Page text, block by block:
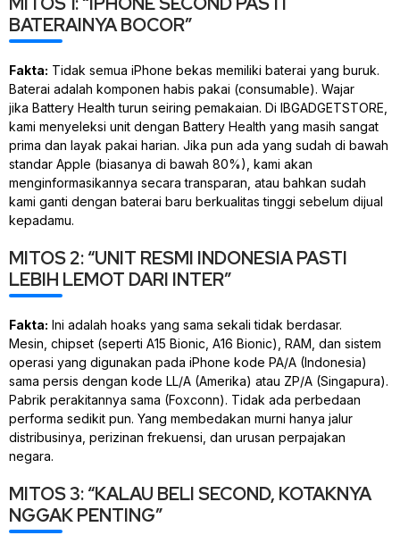
BATERAINYA BOCOR”
Fakta: Tidak semua iPhone bekas memiliki baterai yang buruk.
Baterai adalah komponen habis pakai (consumable). Wajar
jika Battery Health turun seiring pemakaian. Di IBGADGETSTORE,
kami menyeleksi unit dengan Battery Health yang masih sangat
prima dan layak pakai harian. Jika pun ada yang sudah di bawah
standar Apple (biasanya di bawah 80%), kami akan
menginformasikannya secara transparan, atau bahkan sudah
kami ganti dengan baterai baru berkualitas tinggi sebelum dijual
kepadamu.
MITOS 2: “UNIT RESMI INDONESIA PASTI
LEBIH LEMOT DARI INTER”
Fakta: Ini adalah hoaks yang sama sekali tidak berdasar.
Mesin, chipset (seperti A15 Bionic, A16 Bionic), RAM, dan sistem
operasi yang digunakan pada iPhone kode PA/A (Indonesia)
sama persis dengan kode LL/A (Amerika) atau ZP/A (Singapura).
Pabrik perakitannya sama (Foxconn). Tidak ada perbedaan
performa sedikit pun. Yang membedakan murni hanya jalur
distribusinya, perizinan frekuensi, dan urusan perpajakan
negara.
MITOS 3: “KALAU BELI SECOND, KOTAKNYA
NGGAK PENTING”